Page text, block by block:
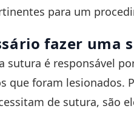
para um
fazer uma
sutura é responsável
que foram lesionados.
de sutura, são